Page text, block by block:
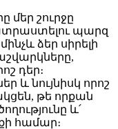
մեր շուրջը
պարզ
ձեր սիրելի
դեր։
և նույնիսկ որոշ
թե որքան
և՛
համար։